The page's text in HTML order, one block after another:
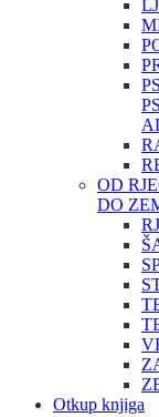
OD
DO
Otkup knjiga